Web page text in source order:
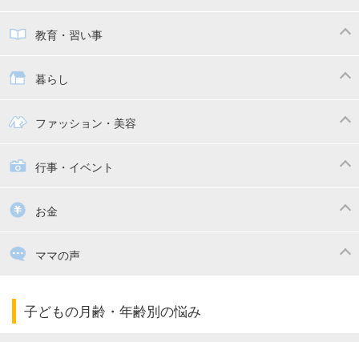
子供とおでかけ
抱っこ紐
教育・習い事
教育・習い事
幼稚園
絵本
暮らし
ママの日常
家族関係・夫婦関係
掃除
ファッション・美容
子供の服・ファッション
行事・イベント
漫画
出産祝い・内祝い
お金
住宅購入ママの声
子育てコラム
子どもの月齢・年齢別の悩み